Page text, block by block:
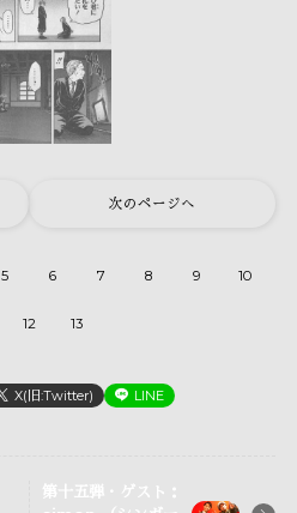
次のページへ
5 6 7 8 9 10
12 13
X(旧:Twitter) LINE
第十五弾・ゲスト：